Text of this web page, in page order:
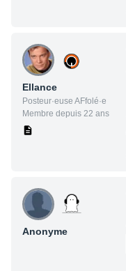
Ellance
Posteur·euse AFfolé·e
Membre depuis 22 ans
Anonyme